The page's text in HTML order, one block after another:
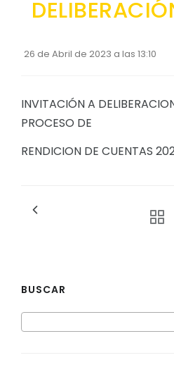
Convocatorias
Plan de desarrollo y
Plan Anual
Plan Operativo Anual -
Convenios
Procesos de
26 de Abril de 2023 a las 13:10
INVITACIÓN A
PROCESO DE
RENDICION DE CUENTAS
BUSCAR